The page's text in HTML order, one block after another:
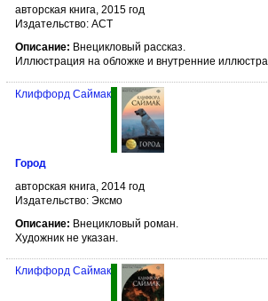
авторская книга, 2015 год
Издательство: АСТ
Описание: Внецикловый рассказ.
Иллюстрация на обложке и внутренние
Клиффорд Саймак
Город
авторская книга, 2014 год
Издательство: Эксмо
Описание: Внецикловый роман.
Художник не указан.
Клиффорд Саймак